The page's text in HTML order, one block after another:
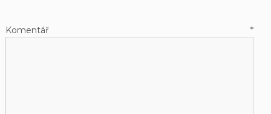
Komentář*